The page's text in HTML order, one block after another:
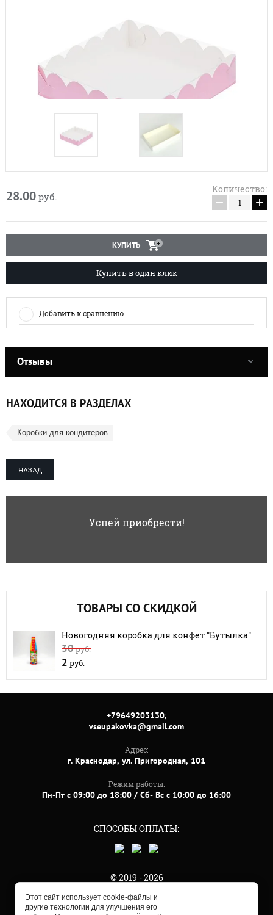
28.00 руб.
Количество:
− +
КУПИТЬ
Купить в один клик
Добавить к сравнению
Отзывы
НАХОДИТСЯ В РАЗДЕЛАХ
Коробки для кондитеров
НАЗАД
Успей приобрести!
ТОВАРЫ СО СКИДКОЙ
Новогодняя коробка для конфет "Бутылка"
30руб.
2 руб.
+79649203130;
vseupakovka@gmail.com
Адрес:
г. Краснодар, ул. Пригородная, 101
Режим работы:
Пн-Пт с 09:00 до 18:00 / Сб- Вс с 10:00 до 16:00
СПОСОБЫ ОПЛАТЫ:
© 2019 - 2026
Этот сайт использует cookie-файлы и
другие технологии для улучшения его